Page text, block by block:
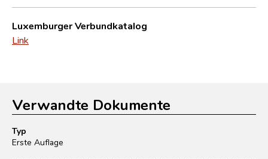
Luxemburger Verbundkatalog
Link
Verwandte Dokumente
Typ
Erste Auflage